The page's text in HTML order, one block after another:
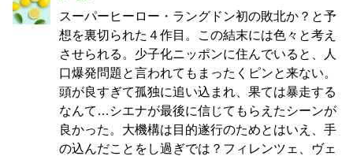
スーパーヒーロー・ラングドン初の敗北か？と予
想を裏切られた４作目。この結末には色々と考え
させられる。少子化ニッポンに住んでいると、人
口爆発問題と言われてもまったくピンと来ない。
頭が良すぎて孤独に追い込まれ、果ては暴走する
なんて…シエナが最後に信じてもらえたシーンが
良かった。大機構は目的遂行のためとはいえ、手
の込んだことをし過ぎでは？フィレンツェ、ヴェ